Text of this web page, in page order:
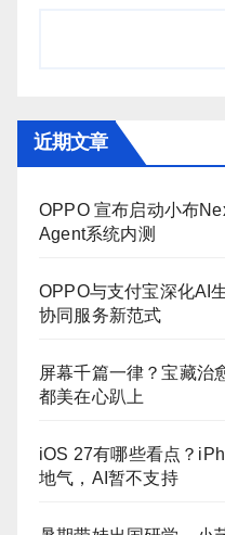
近期文章
OPPO 宣布启动小布
Agent系统内测
OPPO与支付宝深化AI
协同服务新范式
屏幕千篇一律？宝藏治
都美在心趴上
iOS 27有哪些看点？
地气，AI暂不支持